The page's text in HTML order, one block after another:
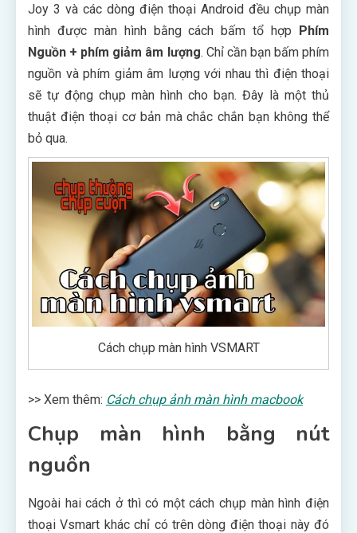
Joy 3 và các dòng điện thoại Android đều chụp màn
hình được màn hình bằng cách bấm tổ hợp Phím
Nguồn + phím giảm âm lượng. Chỉ cần bạn bấm phím
nguồn và phím giảm âm lượng với nhau thì điện thoại
sẽ tự động chụp màn hình cho bạn. Đây là một thủ
thuật điện thoại cơ bản mà chắc chắn bạn không thể
bỏ qua.
Cách chụp màn hình VSMART
>> Xem thêm: Cách chụp ảnh màn hình macbook
Chụp màn hình bằng nút
nguồn
Ngoài hai cách ở thì có một cách chụp màn hình điện
thoại Vsmart khác chỉ có trên dòng điện thoại này đó